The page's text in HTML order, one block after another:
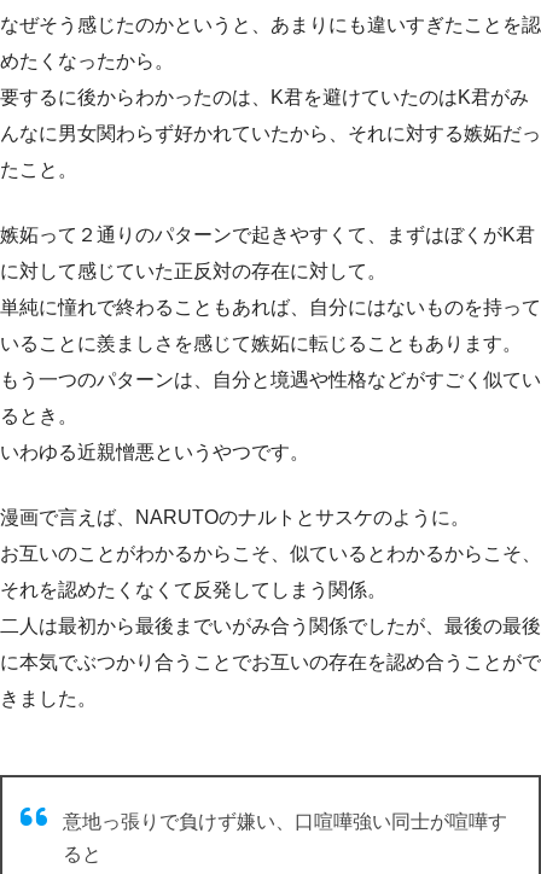
なぜそう感じたのかというと、あまりにも違いすぎたことを認
めたくなったから。
要するに後からわかったのは、K君を避けていたのはK君がみ
んなに男女関わらず好かれていたから、それに対する嫉妬だっ
たこと。
嫉妬って２通りのパターンで起きやすくて、まずはぼくがK君
に対して感じていた正反対の存在に対して。
単純に憧れで終わることもあれば、自分にはないものを持って
いることに羨ましさを感じて嫉妬に転じることもあります。
もう一つのパターンは、自分と境遇や性格などがすごく似てい
るとき。
いわゆる近親憎悪というやつです。
漫画で言えば、NARUTOのナルトとサスケのように。
お互いのことがわかるからこそ、似ているとわかるからこそ、
それを認めたくなくて反発してしまう関係。
二人は最初から最後までいがみ合う関係でしたが、最後の最後
に本気でぶつかり合うことでお互いの存在を認め合うことがで
きました。
意地っ張りで負けず嫌い、口喧嘩強い同士が喧嘩す
ると